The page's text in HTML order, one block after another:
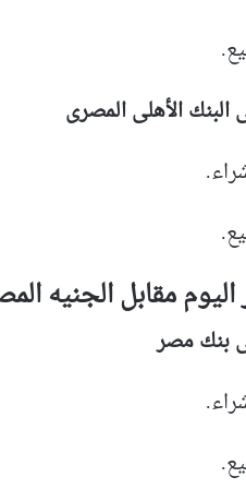
البنك الأهلى المصرى
اليوم مقابل الجنيه
بنك مصر